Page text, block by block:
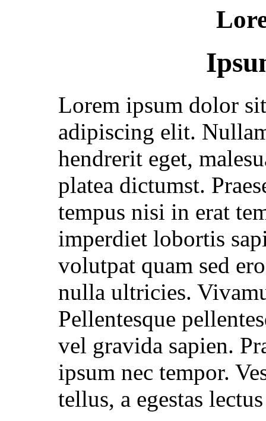
Lorem ipsum dolor
adipiscing elit.
hendrerit eget,
platea dictumst.
tempus nisi in erat
imperdiet lobortis
volutpat quam sed
nulla ultricies.
Pellentesque
vel gravida sapien.
ipsum nec tempor.
tellus, a egestas